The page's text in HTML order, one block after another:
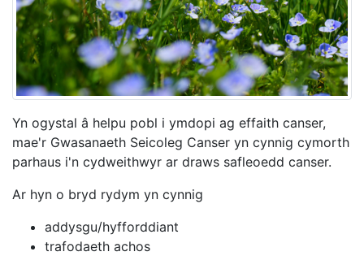
Yn ogystal â helpu pobl i ymdopi ag effaith canser,
mae'r Gwasanaeth Seicoleg Canser yn cynnig cymorth
parhaus i'n cydweithwyr ar draws safleoedd canser.
Ar hyn o bryd rydym yn cynnig
addysgu/hyfforddiant
trafodaeth achos